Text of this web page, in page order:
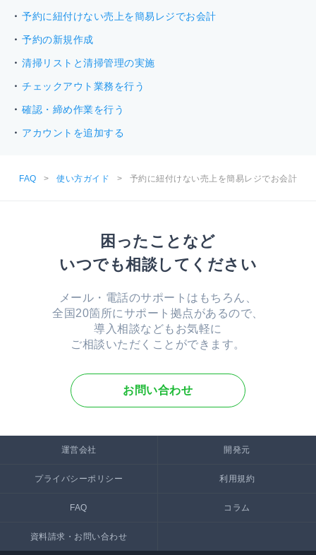
予約に紐付けない売上を簡易レジでお会計
予約の新規作成
清掃リストと清掃管理の実施
チェックアウト業務を行う
確認・締め作業を行う
アカウントを追加する
FAQ > 使い方ガイド > 予約に紐付けない売上を簡易レジでお会計
困ったことなど
いつでも相談してください
メール・電話のサポートはもちろん、
全国20箇所にサポート拠点があるので、
導入相談などもお気軽に
ご相談いただくことができます。
お問い合わせ
運営会社 開発元
プライバシーポリシー 利用規約
FAQ コラム
資料請求・お問い合わせ